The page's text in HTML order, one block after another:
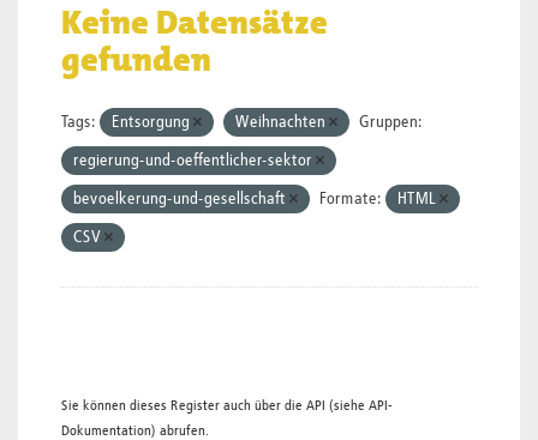
Keine Datensätze
gefunden
Tags: Entsorgung Weihnachten Gruppen:
regierung-und-oeffentlicher-sektor
bevoelkerung-und-gesellschaft Formate: HTML
CSV
Sie können dieses Register auch über die API (siehe API-
Dokumentation) abrufen.